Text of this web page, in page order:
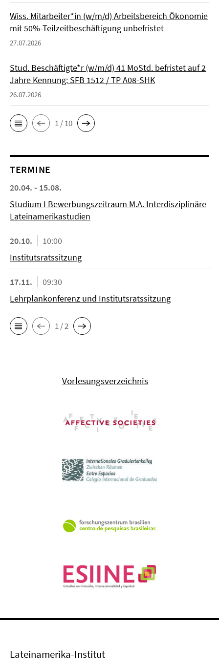
Wiss. Mitarbeiter*in (w/m/d) Arbeitsbereich Ökonomie
mit 50%-Teilzeitbeschäftigung unbefristet
27.07.2026
Stud. Beschäftigte*r (w/m/d) 41 MoStd. befristet auf 2
Jahre Kennung: SFB 1512 / TP A08-SHK
26.07.2026
1 / 10
TERMINE
20.04. - 15.08.
Studium I Bewerbungszeitraum M.A. Interdisziplinäre
Lateinamerikastudien
20.10.
10:00
Institutsratssitzung
17.11.
09:30
Lehrplankonferenz und Institutsratssitzung
1 / 2
Vorlesungsverzeichnis
Lateinamerika-Institut